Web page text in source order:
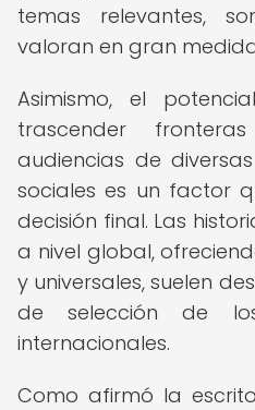
temas relevantes,
valoran en gran
Asimismo, el
trascender
audiencias de
sociales es un factor
decisión final. Las
a nivel global,
y universales, suelen
de selección de
internacionales.
Como afirmó la